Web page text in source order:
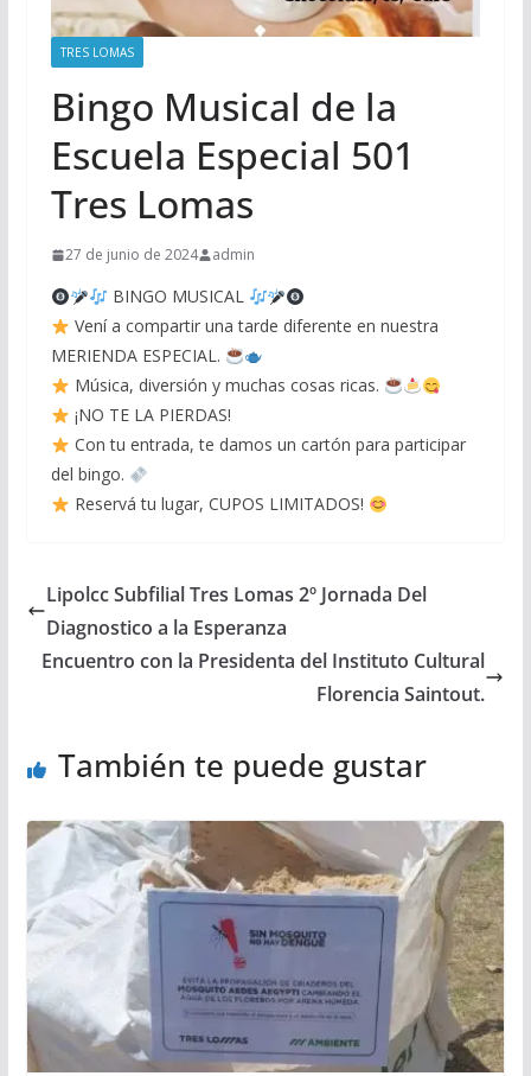
TRES LOMAS
Bingo Musical de la
Escuela Especial 501
Tres Lomas
27 de junio de 2024 admin
BINGO MUSICAL
Vení a compartir una tarde diferente en nuestra
MERIENDA ESPECIAL.
Música, diversión y muchas cosas ricas.
¡NO TE LA PIERDAS!
Con tu entrada, te damos un cartón para participar
del bingo.
Reservá tu lugar, CUPOS LIMITADOS!
Lipolcc Subfilial Tres Lomas 2º Jornada Del
Diagnostico a la Esperanza
Encuentro con la Presidenta del Instituto Cultural
Florencia Saintout.
También te puede gustar